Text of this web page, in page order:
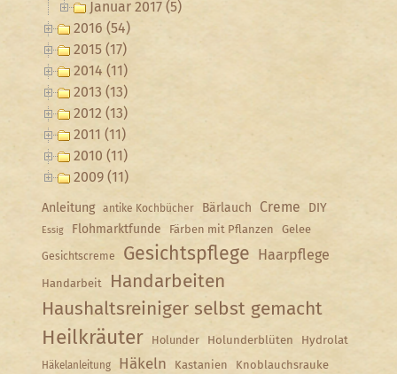
Januar 2017 (5)
2016 (54)
2015 (17)
2014 (11)
2013 (13)
2012 (13)
2011 (11)
2010 (11)
2009 (11)
Anleitung antike Kochbücher Bärlauch Creme DIY
Essig Flohmarktfunde Färben mit Pflanzen Gelee
Gesichtscreme Gesichtspflege Haarpflege
Handarbeit
Handarbeiten
Haushaltsreiniger selbst gemacht
Heilkräuter Holunder Holunderblüten Hydrolat
Häkelanleitung Häkeln Kastanien Knoblauchsrauke